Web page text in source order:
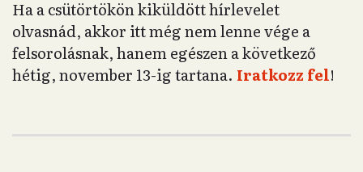
Ha a csütörtökön kiküldött hírlevelet
olvasnád, akkor itt még nem lenne vége a
felsorolásnak, hanem egészen a következő
hétig, november 13-ig tartana. Iratkozz fel!